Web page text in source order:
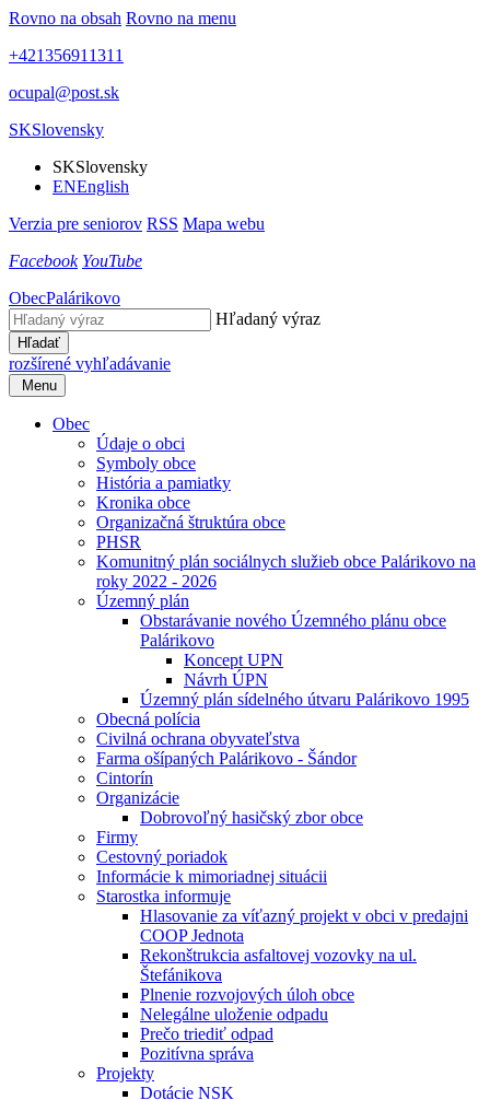
Rovno na obsah Rovno na menu
+421356911311
ocupal@post.sk
SKSlovensky
SKSlovensky
ENEnglish
Verzia pre seniorov RSS Mapa webu
Facebook YouTube
ObecPalárikovo
Hľadaný výraz
Hľadať
rozšírené vyhľadávanie
Menu
Obec
Údaje o obci
Symboly obce
História a pamiatky
Kronika obce
Organizačná štruktúra obce
PHSR
Komunitný plán sociálnych služieb obce Palárikovo na
roky 2022 - 2026
Územný plán
Obstarávanie nového Územného plánu obce
Palárikovo
Koncept UPN
Návrh ÚPN
Územný plán sídelného útvaru Palárikovo 1995
Obecná polícia
Civilná ochrana obyvateľstva
Farma ošípaných Palárikovo - Šándor
Cintorín
Organizácie
Dobrovoľný hasičský zbor obce
Firmy
Cestovný poriadok
Informácie k mimoriadnej situácii
Starostka informuje
Hlasovanie za víťazný projekt v obci v predajni
COOP Jednota
Rekonštrukcia asfaltovej vozovky na ul.
Štefánikova
Plnenie rozvojových úloh obce
Nelegálne uloženie odpadu
Prečo triediť odpad
Pozitívna správa
Projekty
Dotácie NSK